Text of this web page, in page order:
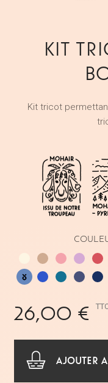
KIT
Kit tricot
Naturel
écru
Châtaignier
végétal
Garance
végétale
Mauve
Indigo
Bleu
France
PaonArdoise
26,00 €
AJOUTER